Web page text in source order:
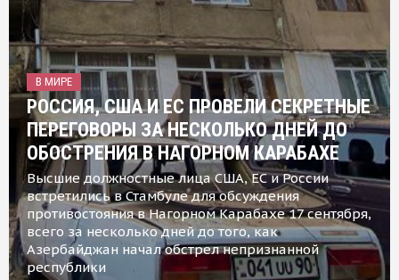
В МИРЕ
РОССИЯ, США И ЕС ПРОВЕЛИ СЕКРЕТНЫЕ
ПЕРЕГОВОРЫ ЗА НЕСКОЛЬКО ДНЕЙ ДО
ОБОСТРЕНИЯ В НАГОРНОМ КАРАБАХЕ
Высшие должностные лица США, ЕС и России
встретились в Стамбуле для обсуждения
противостояния в Нагорном Карабахе 17 сентября,
всего за несколько дней до того, как
Азербайджан начал обстрел непризнанной
республики